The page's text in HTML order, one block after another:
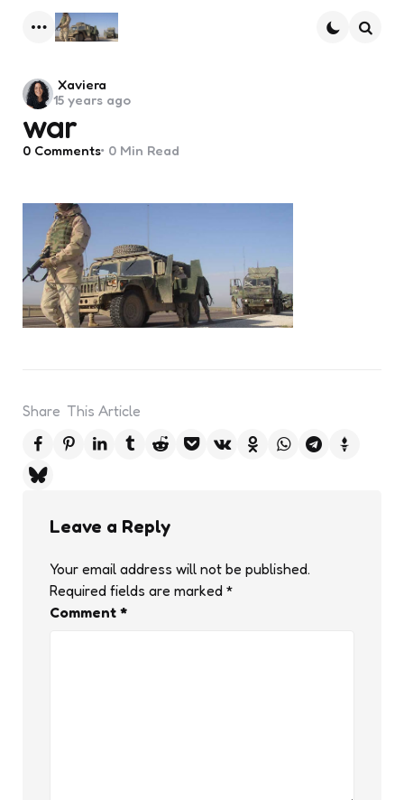
war
Posted
by
Xaviera
15 years ago
0 Comments 0 Min Read
Share This Article
Leave a Reply
Your email address will not be published.
Required fields are marked *
Comment *